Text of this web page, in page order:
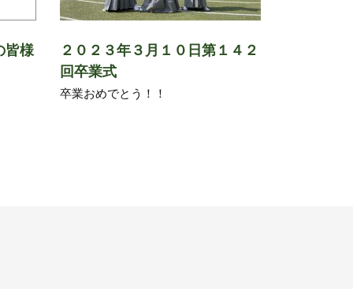
皆様
２０２３年３月１０日第１４２
回卒業式
卒業おめでとう！！